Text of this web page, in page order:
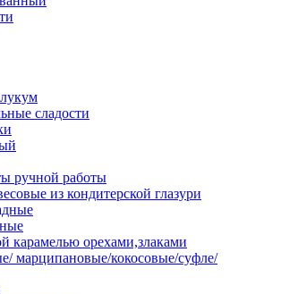
сладости
ручной работы
из кондитерской глазури
карамелью орехами,злаками
марципановые/кокосовые/суфле/